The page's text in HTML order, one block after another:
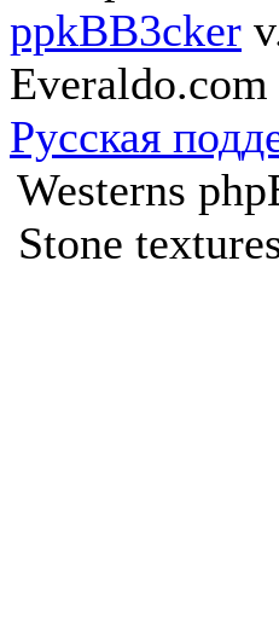
ppkBB3cker
Русская
Westerns
Stone